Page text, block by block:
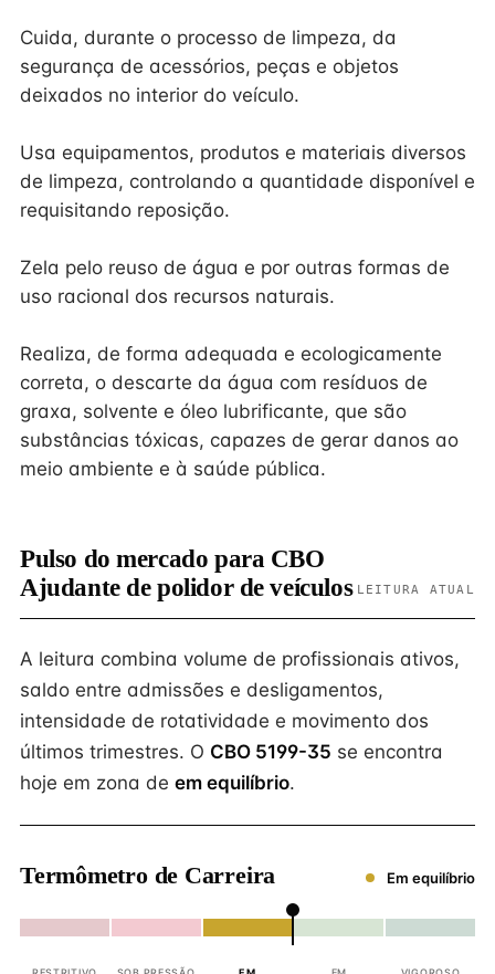
Cuida, durante o processo de limpeza, da
segurança de acessórios, peças e objetos
deixados no interior do veículo.
Usa equipamentos, produtos e materiais diversos
de limpeza, controlando a quantidade disponível e
requisitando reposição.
Zela pelo reuso de água e por outras formas de
uso racional dos recursos naturais.
Realiza, de forma adequada e ecologicamente
correta, o descarte da água com resíduos de
graxa, solvente e óleo lubrificante, que são
substâncias tóxicas, capazes de gerar danos ao
meio ambiente e à saúde pública.
Pulso do mercado para CBO
Ajudante de polidor de veículos LEITURA ATUAL
A leitura combina volume de profissionais ativos,
saldo entre admissões e desligamentos,
intensidade de rotatividade e movimento dos
últimos trimestres. O CBO 5199-35 se encontra
hoje em zona de em equilíbrio.
Termômetro de Carreira Em equilíbrio